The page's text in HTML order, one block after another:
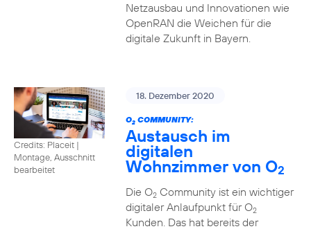
Netzausbau und Innovationen wie
OpenRAN die Weichen für die
digitale Zukunft in Bayern.
Credits: Placeit |
Montage, Ausschnitt
bearbeitet
18. Dezember 2020
O2COMMUNITY:
Austausch im
digitalen
Wohnzimmer von O2
Die O2Community ist ein wichtiger
digitaler Anlaufpunkt für O2
Kunden. Das hat bereits der